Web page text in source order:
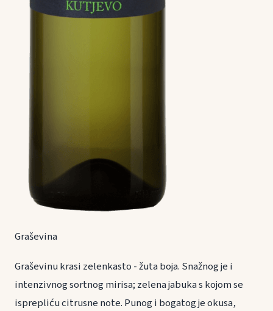
Graševina
Graševinu krasi zelenkasto - žuta boja. Snažnog je i
intenzivnog sortnog mirisa; zelena jabuka s kojom se
isprepliću citrusne note. Punog i bogatog je okusa,